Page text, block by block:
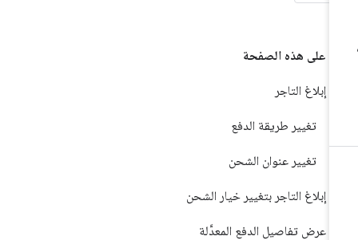
على هذه الصفحة
إبلاغ التاجر
تغيير طريقة الدفع
تغيير عنوان الشحن
إبلاغ التاجر بتغيير خيار الشحن
عرض تفاصيل الدفع المعدَّلة